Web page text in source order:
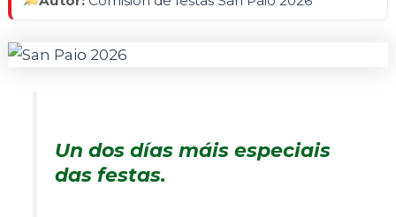
Un dos días máis especiais
das festas.